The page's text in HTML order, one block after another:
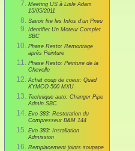
Meeting US à Lisle Adam
15/05/2011
Savoir lire les Infos d'un Pneu
Identifier Un Moteur Complet
SBC
Phase Resto: Remontage
après Peinture
Phase Resto: Peinture de la
Chevelle
Achat coup de coeur: Quad
KYMCO 500 MXU
Technique auto: Changer Pipe
Admin SBC
Evo 383: Restoration du
Compresseur B&M 144
Evo 383: Installation
Admission
Remplacement joints soupape